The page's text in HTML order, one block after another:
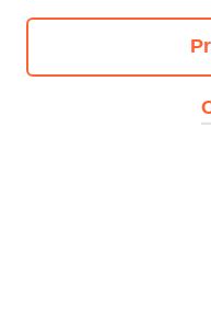
KEKS Pay
Aplikacija